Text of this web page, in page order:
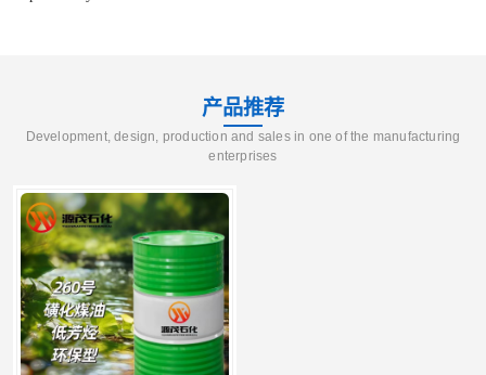
产品推荐
Development, design, production and sales in one of the manufacturing
enterprises